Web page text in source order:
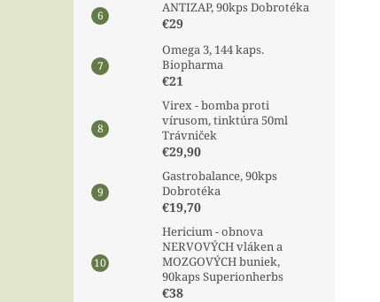
ANTIZAP, 90kps Dobrotéka
€29
Omega 3, 144 kaps.
Biopharma
€21
Virex - bomba proti
vírusom, tinktúra 50ml
Trávniček
€29,90
Gastrobalance, 90kps
Dobrotéka
€19,70
Hericium - obnova
NERVOVÝCH vláken a
MOZGOVÝCH buniek,
90kaps Superionherbs
€38